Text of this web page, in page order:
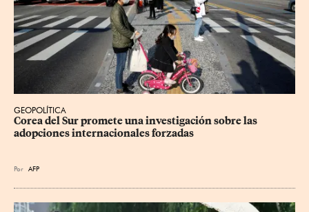
GEOPOLÍTICA
Corea del Sur promete una investigación sobre las
adopciones internacionales forzadas
Por AFP